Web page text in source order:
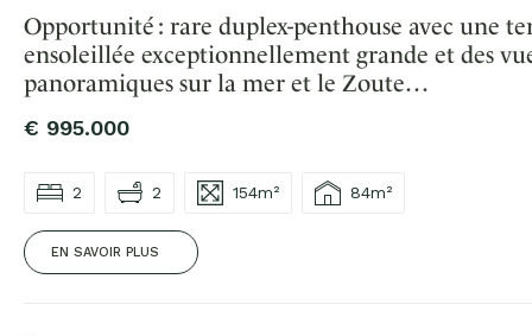
Opportunité : rare duplex-penthouse avec une
ensoleillée exceptionnellement grande et des
panoramiques sur la mer et le Zoute…
€ 995.000
2 2 154m² 84m²
EN SAVOIR PLUS